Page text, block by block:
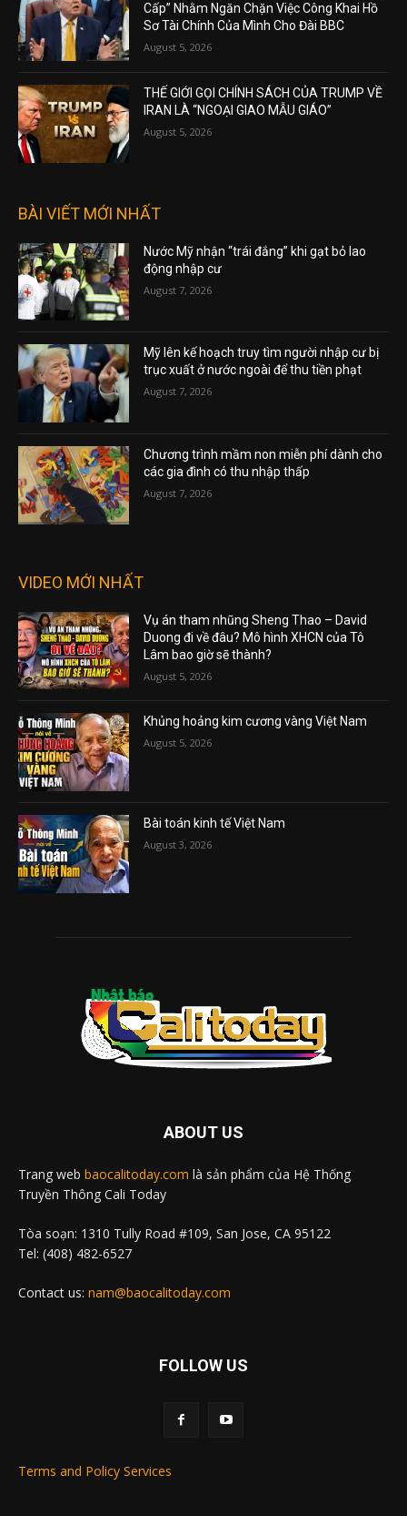
Cấp” Nhằm Ngăn Chặn Việc Công Khai Hồ
Sơ Tài Chính Của Mình Cho Đài BBC
August 5, 2026
THẾ GIỚI GỌI CHÍNH SÁCH CỦA TRUMP VỀ
IRAN LÀ “NGOẠI GIAO MẪU GIÁO”
August 5, 2026
BÀI VIẾT MỚI NHẤT
Nước Mỹ nhận “trái đắng” khi gạt bỏ lao
động nhập cư
August 7, 2026
Mỹ lên kế hoạch truy tìm người nhập cư bị
trục xuất ở nước ngoài để thu tiền phạt
August 7, 2026
Chương trình mầm non miễn phí dành cho
các gia đình có thu nhập thấp
August 7, 2026
VIDEO MỚI NHẤT
Vụ án tham nhũng Sheng Thao – David
Duong đi về đâu? Mô hình XHCN của Tô
Lâm bao giờ sẽ thành?
August 5, 2026
Khủng hoảng kim cương vàng Việt Nam
August 5, 2026
Bài toán kinh tế Việt Nam
August 3, 2026
ABOUT US
Trang web baocalitoday.com là sản phẩm của Hệ Thống
Truyền Thông Cali Today
Tòa soạn: 1310 Tully Road #109, San Jose, CA 95122
Tel: (408) 482-6527
Contact us: nam@baocalitoday.com
FOLLOW US
Terms and Policy Services